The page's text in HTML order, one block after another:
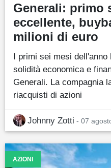
Generali: primo
eccellente,
milioni di euro
I primi sei mesi dell'anno
solidità economica e
Generali. La compagnia
riacquisti di azioni
Johnny Zotti - 07
AZIONI